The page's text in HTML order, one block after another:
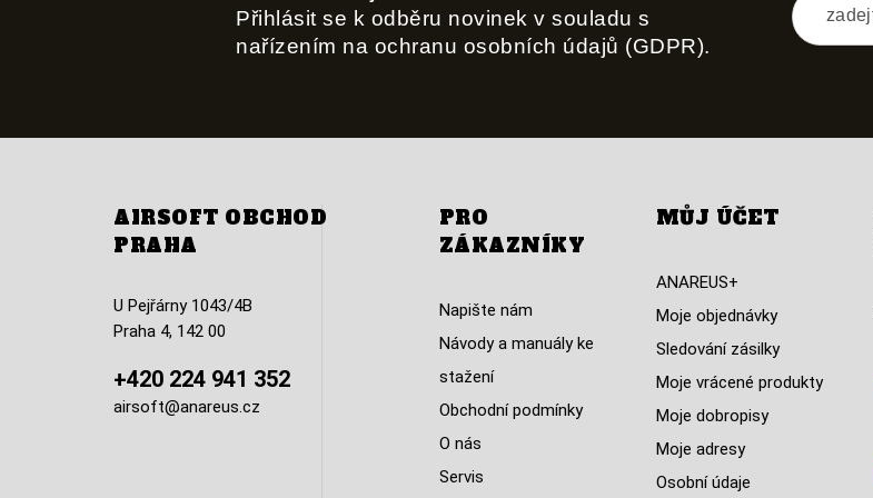
Přihlásit se k odběru novinek v souladu s
nařízením na ochranu osobních údajů (GDPR).
AIRSOFT OBCHOD
PRAHA
U Pejřárny 1043/4B
Praha 4, 142 00
+420 224 941 352
airsoft@anareus.cz
PRO
ZÁKAZNÍKY
Napište nám
Návody a manuály ke
stažení
Obchodní podmínky
O nás
Servis
MŮJ ÚČET
ANAREUS+
Moje objednávky
Sledování zásilky
Moje vrácené produkty
Moje dobropisy
Moje adresy
Osobní údaje